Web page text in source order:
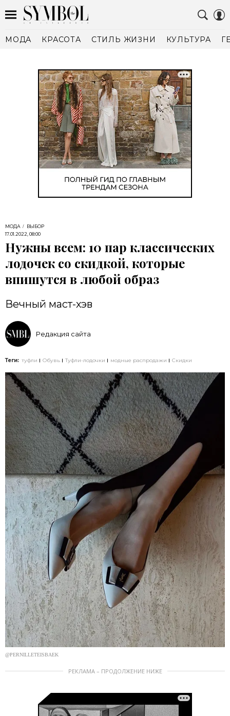
МОДА КРАСОТА СТИЛЬ ЖИЗНИ КУЛЬТУРА
МОДА
ВЫБОР
17.01.2022, 08:00
Нужны всем: 10 пар классических
лодочек со скидкой, которые
впишутся в любой образ
Вечный маст-хэв
Редакция сайта
Теги: туфли Обувь Туфли-лодочки модные распродажи Скидки
@PERNILLETEISBAEK
РЕКЛАМА – ПРОДОЛЖЕНИЕ НИЖЕ